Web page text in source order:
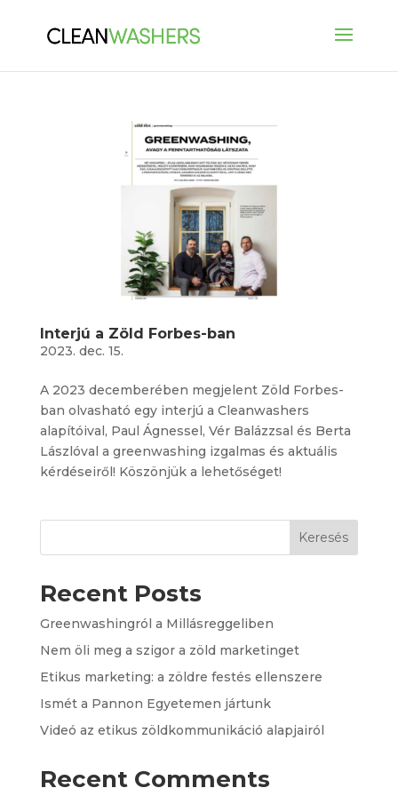
Interjú a Zöld Forbes-ban
2023. dec. 15.
A 2023 decemberében megjelent Zöld Forbes-
ban olvasható egy interjú a Cleanwashers
alapítóival, Paul Ágnessel, Vér Balázzsal és Berta
Lászlóval a greenwashing izgalmas és aktuális
kérdéseiről! Köszönjük a lehetőséget!
Keresés
Recent Posts
Greenwashingról a Millásreggeliben
Nem öli meg a szigor a zöld marketinget
Etikus marketing: a zöldre festés ellenszere
Ismét a Pannon Egyetemen jártunk
Videó az etikus zöldkommunikáció alapjairól
Recent Comments